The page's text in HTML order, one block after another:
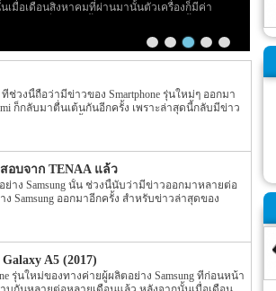
มื่อเดือนสิงหาคมที่ผ่านมานั้นตัวเครื่องก็มีค่า
มีรูปตัวเครื่องเปิดเผยออกมาอีกครั้ง จากนั้นก็มีข่าว
ข่าวมาก จนหลายๆ คนคิดว่าจะถูกเปิดตัวออกมาในไม่
ดยรายละเอียดล่าสุดของ Samsung Galaxy A5
ออกมาแล้ว โดย Spec ของตัวเครื่องนั้นระบุว่าจะมา
นั้นจะให้ความละเอียดอยุ่ที่ 1080p ส่วนความละ
งทางด้านหลังของตัวเครื่อง […]
ช่วงนี้ถือว่ามีข่าวของ Smartphone รุ่นใหม่ๆ ออกมา
ก็กลับมาตื่นเต้นกันอีกครั้ง เพราะล่าสุดนี้กลับมีข่าว
ออกมาอีกครั้ง สำหรับข่าวล่าสุดของ Smartphone
นี้นั้น ตามข่าวนั้นระบุว่าทาง Xiaomi เองพร้อมที่จะ
รุ่นใหม่ของทาง Xiaomi นี้จะมีชื่อรุ่นว่า Xiaomi
Redmi Note 4X ออกมาแล้ว โดยรายละเอียดใน
นตอนนั้นมีความเป็นไปได้ว่าจะเป็นเพียงแค่ข่าวลือ
ที่ออกมานั้นเป็นรูปของตัวเครื่องจริงๆ โดยรูปที่ถูกเปิด
อบจาก TENAA แล้ว
ย่าง Samsung นั้น ช่วงนี้นับว่ามีข่าวออกมาหลายต่อ
Samsung ออกมาอีกครั้ง สำหรับข่าวล่าสุดของ
ของทางค่ายผู้ผลิตอย่าง Samsung อย่างรุ่น Samsung
แล้ว โดยก่อนหน้านี้ไม่นานนั้นก็มี 2 รุ่นใหม่ของ
ะ Galaxy C5 Pro (SM-C5010) นั้นก็พึ่งผ่านการตรวจสอบ
เปิดเผย Spec ภายในตัวเครื่องออกมาอีกด้วย โดย
C5 Pro นี้นี้จะมาพร้อมกับ Chipset ที่ขับเคลื่อนตัว
A5 (2017)
รุ่นใหม่ของทางค่ายผู้ผลิตอย่าง Samsung ที่ก่อนหน้า